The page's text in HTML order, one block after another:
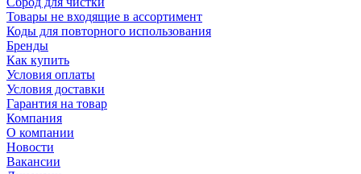
Товары не входящие в ассортимент
Коды для повторного использования
Бренды
Как купить
Условия оплаты
Условия доставки
Гарантия на товар
Компания
О компании
Новости
Вакансии